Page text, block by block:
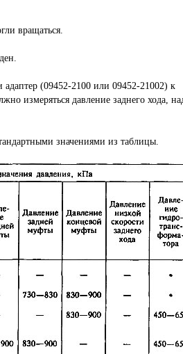
вращаться.
(09452-2100 или 09452-21002) к
измеряться давление заднего хода,
значениями из таблицы.